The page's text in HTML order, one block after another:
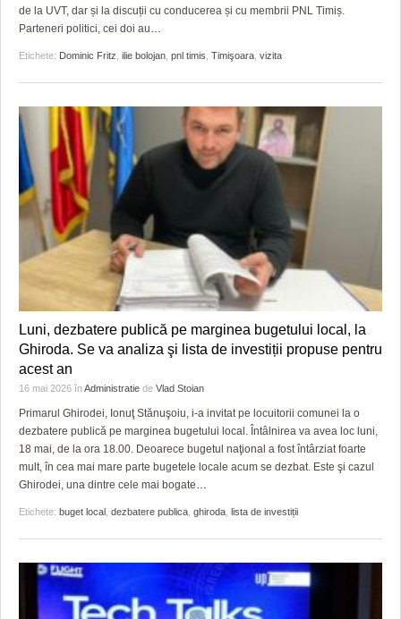
de la UVT, dar și la discuții cu conducerea și cu membrii PNL Timiș.
Parteneri politici, cei doi au
Etichete: Dominic Fritz ilie bolojan pnl timis Timişoara vizita
Luni, dezbatere publică pe marginea bugetului local, la
Ghiroda. Se va analiza şi lista de investiții propuse pentru
acest an
16 mai 2026 înAdministratie de Vlad Stoian
Primarul Ghirodei, Ionuţ Stănuşoiu, i-a invitat pe locuitorii comunei la o
dezbatere publică pe marginea bugetului local. Întâlnirea va avea loc luni,
18 mai, de la ora 18.00. Deoarece bugetul naţional a fost întârziat foarte
mult, în cea mai mare parte bugetele locale acum se dezbat. Este şi cazul
Ghirodei, una dintre cele mai bogate…
Etichete: buget local dezbatere publica ghiroda lista de investiții